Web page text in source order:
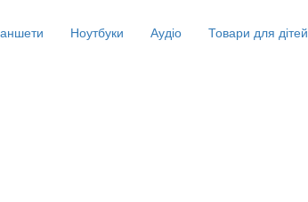
Ноутбуки Аудіо Товари для дітей